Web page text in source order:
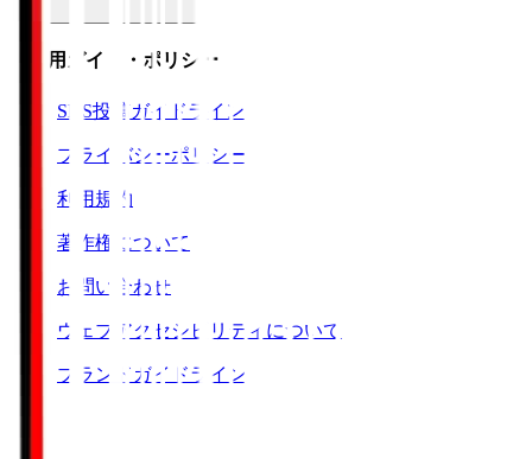
ご利用ガイド・ポリシー
SNS投稿ガイドライン
プライバシーポリシー
利用規約
著作権について
お問い合わせ
ウェブアクセシビリティについて
ブランドガイドライン